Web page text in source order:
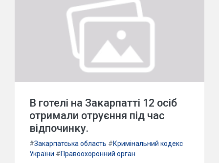
В готелі на Закарпатті 12 осіб
отримали отруєння під час
відпочинку.
#Закарпатська область #Кримінальний кодекс
України #Правоохоронний орган